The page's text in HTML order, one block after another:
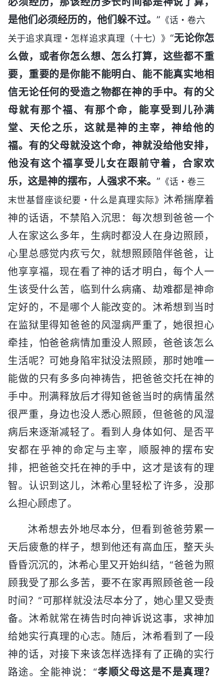
是他们必须经历的，他们躲不过。 ” 《话・卷六
关于追求真理・怎样追求真理（十七）》 “无论你怎
么做，或者你怎么想、怎么打算，这些都不重
要，重要的是你能不能明白、能不能真实地相
信无论任何的受造之物都在神的手中。有的父
母就有那个福、有那个命，能享受到儿孙满
堂、天伦之乐，这就是神的主宰，神给他的
福。有的父母就没这个命，神就没给他安排，
他没有这个福享受儿女在跟前守着，合家欢
乐，这是神的摆布，人强求不来。 ” 《话・卷三
末世基督座谈纪要・什么是真理实际》 沐希揣摩着
神的话语，不禁陷入沉思：每次想到爸爸一个
人在家这么多年，生病时都没人在身边照顾，
心里总感觉内疚亏欠，就想照顾陪伴爸爸，让
他享享福，现在看了神的话才明白，每个人一
生该受什么苦，临到什么病痛、劫难都是神命
定好的，不是哪个人能改变的。沐希想到当时
在监狱里得知爸爸的风湿病严重了，她很担心
牵挂，怕爸爸病情加重没人照顾，爸爸该怎么
生活呢？可她身陷牢狱没法照顾，那时她唯一
能做的只有多多向神祷告，把爸爸交托在神的
手中。刑满释放后才得知爸爸当时的病情虽然
很严重，身边也没人悉心照顾，但爸爸的风湿
病后来逐渐减轻了。看到人身体如何、是否平
安都在乎神的命定与主宰，顺服神的摆布安
排，把爸爸交托在神的手中，这才是该有的理
智。认识到这儿，沐希心里轻松了许多，没那
么担心顾虑了。
沐希想去外地尽本分，但看到爸爸劳累一
天后疲惫的样子，想到他还有高血压，整天头
昏昏沉沉的，沐希心里又开始纠结，“爸爸为照
顾我受了那么多苦，要不在家再照顾爸爸一段
时间？”可那样就没法尽本分了，她心里又受责
备。沐希就常在祷告时向神诉说这事，求神加
给她实行真理的心志。随后，沐希看到了一段
神的话，对接下来该怎样选择有了正确的实行
路途。全能神说：“孝顺父母这是不是真理？